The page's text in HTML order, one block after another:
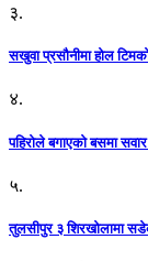
३.
सखुवा प्रसौनीमा होल
४.
पहिराेले बगाएकाे बसमा
५.
तुलसीपुर ३ शिरखोलामा